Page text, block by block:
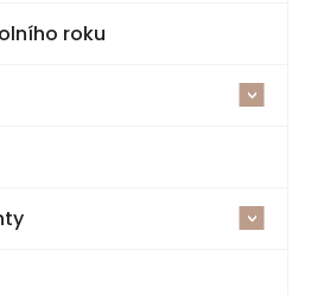
roku
<
<
Jestřebí